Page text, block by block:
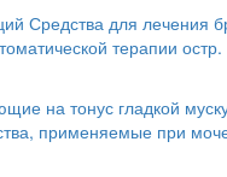
Средства для лечения
терапии
на тонус гладкой
применяемые при